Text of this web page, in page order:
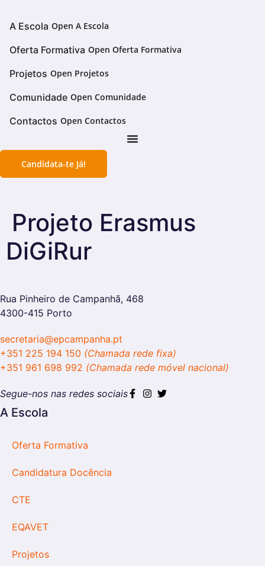
para
conteúdo
A Escola Open A Escola
Oferta Formativa Open Oferta Formativa
Projetos Open Projetos
Comunidade Open Comunidade
Contactos Open Contactos
Candidata-te Já!
Projeto Erasmus
DiGiRur
Rua Pinheiro de Campanhã, 468
4300-415 Porto
secretaria@epcampanha.pt
+351 225 194 150 (Chamada rede fixa)
+351 961 698 992 (Chamada rede móvel nacional)
Segue-nos nas redes sociais
A Escola
Oferta Formativa
Candidatura Docência
CTE
EQAVET
Projetos